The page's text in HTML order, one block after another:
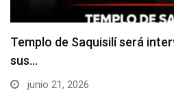
Culminan “renovación
Saquisilí
junio 15, 2026